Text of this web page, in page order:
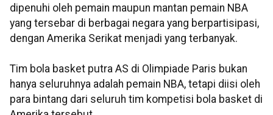
dipenuhi oleh pemain maupun mantan pemain NBA
yang tersebar di berbagai negara yang berpartisipasi,
dengan Amerika Serikat menjadi yang terbanyak.
Tim bola basket putra AS di Olimpiade Paris bukan
hanya seluruhnya adalah pemain NBA, tetapi diisi oleh
para bintang dari seluruh tim kompetisi bola basket di